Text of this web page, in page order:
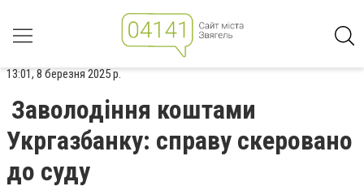
13:01, 8 березня 2025 р.
Заволодіння коштами
Укргазбанку: справу скеровано
до суду